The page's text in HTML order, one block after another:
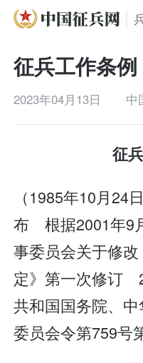
征兵工作条例
2023年04月13日 中
征
（1985年10月24
布 根据2001年9
事委员会关于修
定》第一次修订
共和国国务院、
委员会令第759号